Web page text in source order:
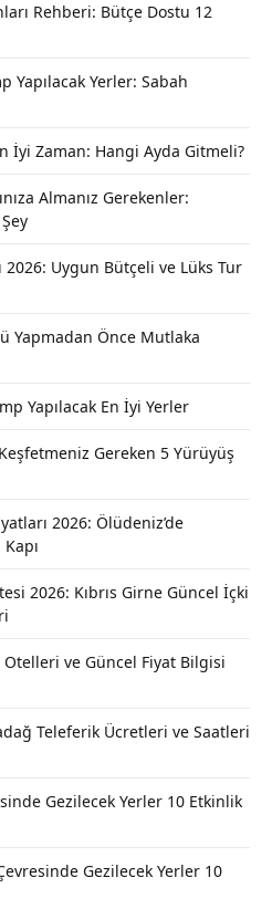
Rehberi: Bütçe Dostu 12
Yapılacak Yerler: Sabah
İyi Zaman: Hangi Ayda Gitmeli?
Almanız Gerekenler:
2026: Uygun Bütçeli ve Lüks Tur
Yapmadan Önce Mutlaka
Yapılacak En İyi Yerler
Gereken 5 Yürüyüş
2026: Ölüdeniz’de
2026: Kıbrıs Girne Güncel İçki
Otelleri ve Güncel Fiyat Bilgisi
Teleferik Ücretleri ve Saatleri
Gezilecek Yerler 10 Etkinlik
Gezilecek Yerler 10